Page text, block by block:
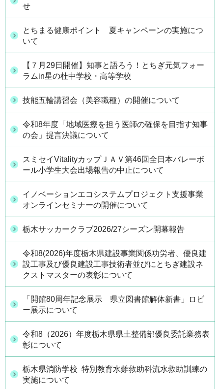
せ
とちまる健康ポイント 夏キャンペーンの実施につ
いて
【７月29日開催】知事と語ろう！とちぎ元気フォー
ラムin星の杜中学校・高等学校
技能五輪講習会（美容職種）の開催について
令和8年度「地域医療を担う医師の確保を目指す知事
の会」提言決議について
スミセイVitalityカップＪＡＶ第46回全日本バレーボ
ール小学生大会出場報告の中止について
イノベーションエコシステムプロジェクト支援事業
オンラインセミナーの開催について
栃木サッカークラブ2026/27シーズン開幕報告
令和8(2026)年度栃木県建設事業関係功労者、優良建
設工事及び優良建設工事技術者並びにとちぎ建設ネ
クストマスターの表彰について
「開館80周年記念展示 県立図書館解体新書」ロビ
ー展示について
令和8（2026）年度栃木県県土整備部優良委託業務表
彰について
栃木県消防学校 特別教育水難救助科流水救助訓練の
実施について